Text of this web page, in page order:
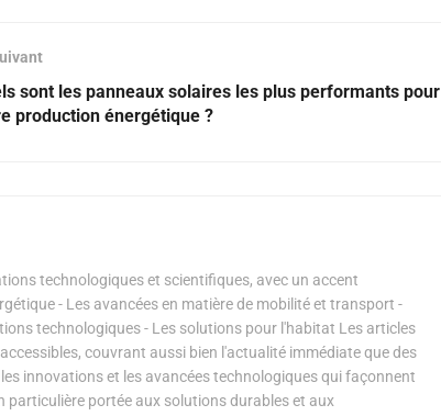
sont les panneaux solaires les plus performants pour
production énergétique ?
technologiques et scientifiques, avec un accent
- Les avancées en matière de mobilité et transport -
technologiques - Les solutions pour l'habitat Les articles
couvrant aussi bien l'actualité immédiate que des
innovations et les avancées technologiques qui façonnent
portée aux solutions durables et aux